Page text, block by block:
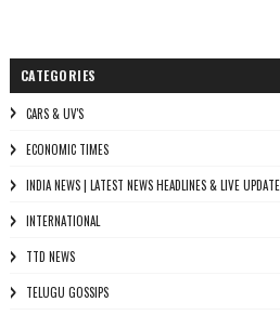
CATEGORIES
CARS & UV'S
ECONOMIC TIMES
INDIA NEWS | LATEST NEWS HEADLINES & LIVE
INTERNATIONAL
TTD NEWS
TELUGU GOSSIPS